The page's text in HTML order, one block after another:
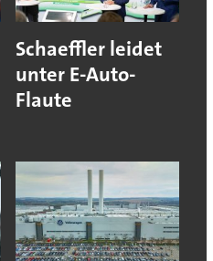
Schaeffler leidet
unter E-Auto-
Flaute